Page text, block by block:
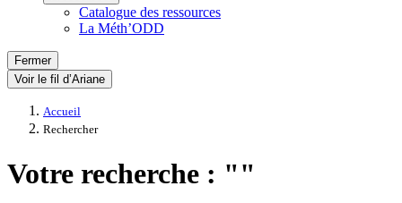
Catalogue des ressources
La Méth’ODD
Fermer
Voir le fil d’Ariane
Accueil
Rechercher
Votre recherche : ""